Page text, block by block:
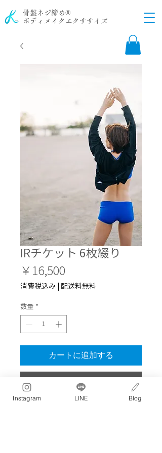
骨盤ネジ締め®
ボディメイクエクササイズ
IRチケット 6枚綴り
￥16,500
格
消費税込み 配送料無料
数量 *
カートに追加する
今すぐ購入
Instagram LINE Blog